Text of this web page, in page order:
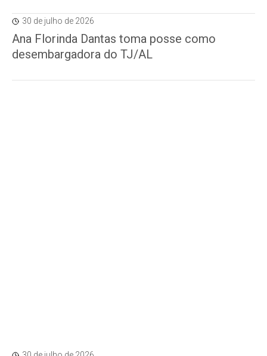
30 de julho de 2026
Ana Florinda Dantas toma posse como
desembargadora do TJ/AL